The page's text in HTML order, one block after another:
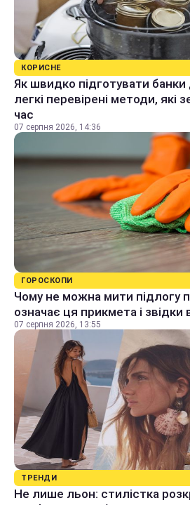
КОРИСНЕ
Як швидко підготувати банки
легкі перевірені методи, які
час
07 серпня 2026, 14:36
ГОРОСКОПИ
Чому не можна мити підлогу
означає ця прикмета і звідки
07 серпня 2026, 13:55
ТРЕНДИ
Не лише льон: стилістка